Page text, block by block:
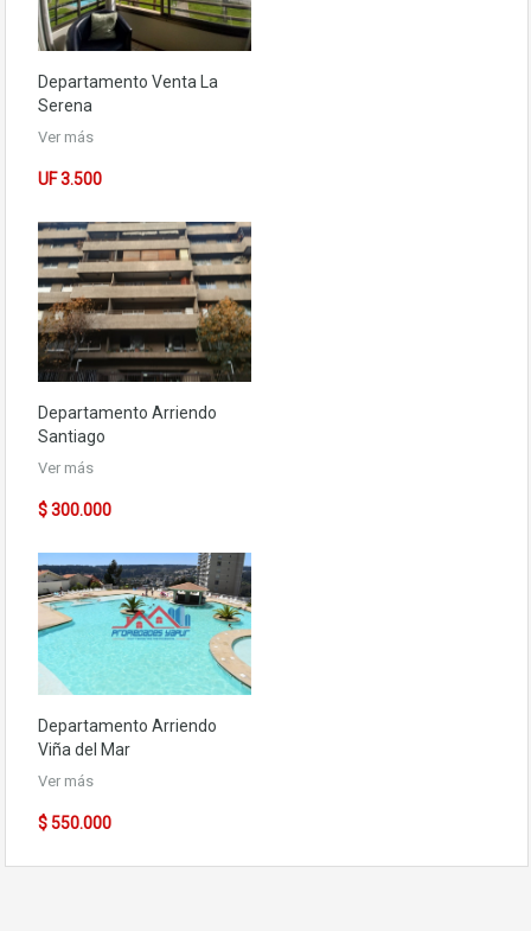
Departamento Venta La
Serena
Ver más
UF 3.500
Departamento Arriendo
Santiago
Ver más
$ 300.000
Departamento Arriendo
Viña del Mar
Ver más
$ 550.000